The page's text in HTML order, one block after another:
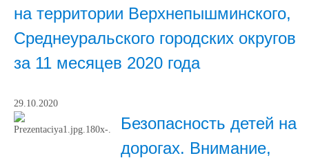
на территории Верхнепышминского,
Среднеуральского городских округов
за 11 месяцев 2020 года
29.10.2020
Безопасность детей на
дорогах. Внимание,